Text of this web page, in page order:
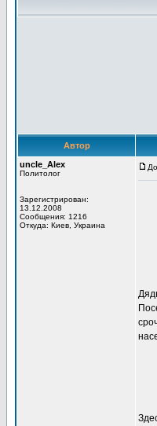
Автор
uncle_Alex
Политолог
Зарегистрирован:
13.12.2008
Сообщения: 1216
Откуда: Киев, Украина